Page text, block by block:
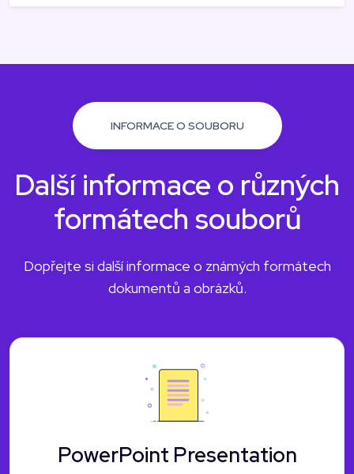
INFORMACE O SOUBORU
Další informace o různých
formátech souborů
Dopřejte si další informace o známých formátech
dokumentů a obrázků.
PowerPoint Presentation